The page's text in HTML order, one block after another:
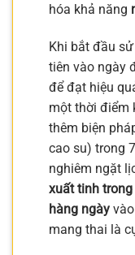
hóa khả năng
Khi bắt đầu
tiên vào ngày
để đạt hiệu
một thời điểm
thêm biện
cao su) trong
nghiêm ngặt
xuất tinh
hàng ngày
mang thai là